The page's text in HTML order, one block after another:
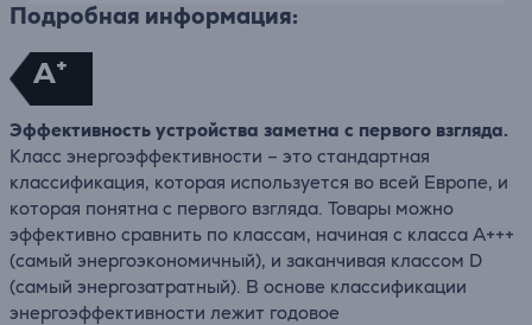
Подробная информация:
A+
Эффективность устройства заметна с первого взгляда.
Класс энергоэффективности – это стандартная
классификация, которая используется во всей Европе, и
которая понятна с первого взгляда. Товары можно
эффективно сравнить по классам, начиная с класса A+++
(самый энергоэкономичный), и заканчивая классом D
(самый энергозатратный). В основе классификации
энергоэффективности лежит годовое